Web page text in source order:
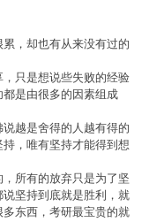
，却也有从来没有过的
只是想说些失败的经验
是由很多的因素组成
越是舍得的人越有得的
，唯有坚持才能得到想
所有的放弃只是为了坚
坚持到底就是胜利，就
东西，考研最宝贵的就